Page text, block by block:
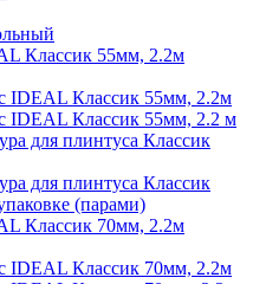
Классик 55мм, 2.2м
IDEAL Классик 55мм, 2.2м
IDEAL Классик 55мм, 2.2 м
для плинтуса Классик
для плинтуса Классик
(парами)
Классик 70мм, 2.2м
IDEAL Классик 70мм, 2.2м